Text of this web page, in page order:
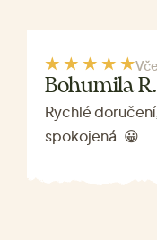
Bohumila R.
Rychlé
spokojená. 😀